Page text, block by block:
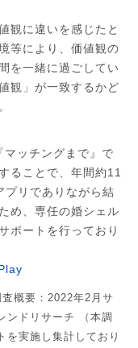
観に違いを感じたと
等により、価値観の
を一緒に過ごしてい
観」が一致するかど
ッチングまで』で
ることで、年間約11
リでありながら結
め、専任の婚シェル
ポートを行っており
概要：2022年2月サ
ンドリサーチ （本調
を実施し集計しており